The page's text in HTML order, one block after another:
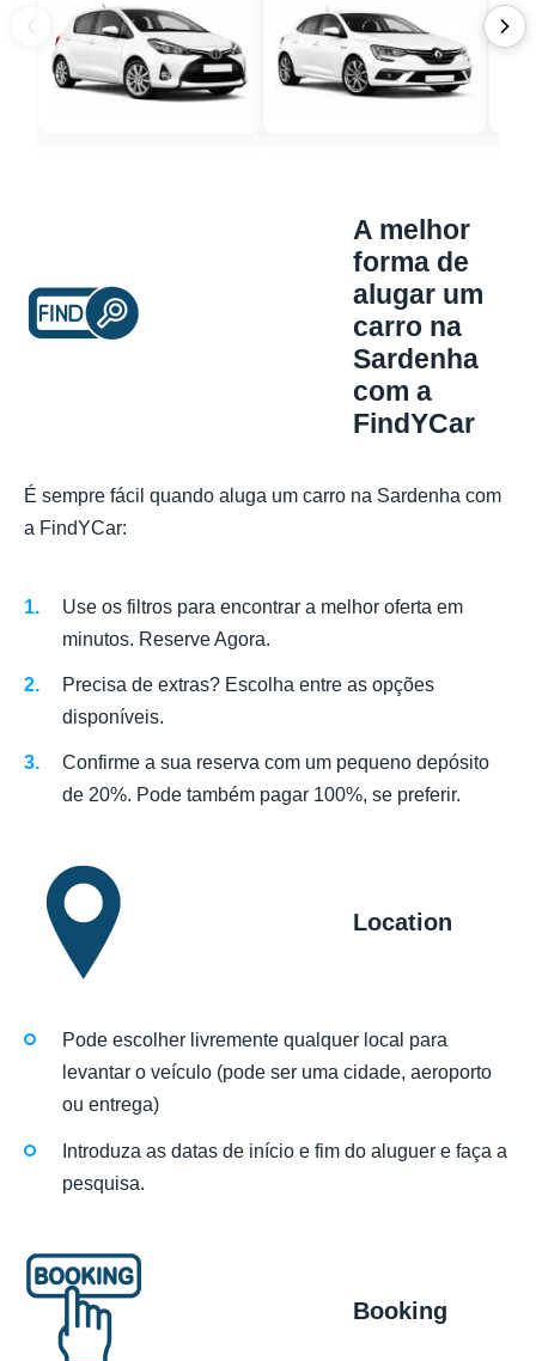
A melhor
forma de
alugar um
carro na
Sardenha
com a
FindYCar
É sempre fácil quando aluga um carro na Sardenha com
a FindYCar:
Use os filtros para encontrar a melhor oferta em
minutos. Reserve Agora.
Precisa de extras? Escolha entre as opções
disponíveis.
Confirme a sua reserva com um pequeno depósito
de 20%. Pode também pagar 100%, se preferir.
Location
Pode escolher livremente qualquer local para
levantar o veículo (pode ser uma cidade, aeroporto
ou entrega)
Introduza as datas de início e fim do aluguer e faça a
pesquisa.
Booking